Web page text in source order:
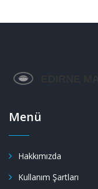
Menü
Hakkımızda
Kullanım Şartları